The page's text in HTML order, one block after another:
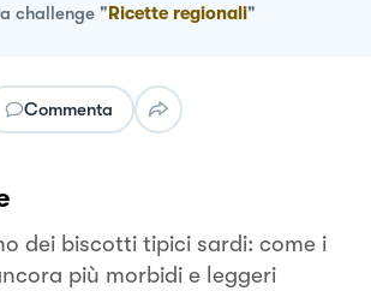
challenge "Ricette regionali"
Commenta
dei biscotti tipici sardi: come i
più morbidi e leggeri